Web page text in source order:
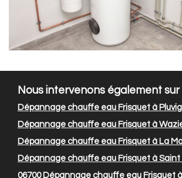
Nous intervenons également sur
Dépannage chauffe eau Frisquet à
Dépannage chauffe eau Frisquet à
Dépannage chauffe eau Frisquet à La
Dépannage chauffe eau Frisquet à Saint
06700Dépannage chauffe eau Frisquet